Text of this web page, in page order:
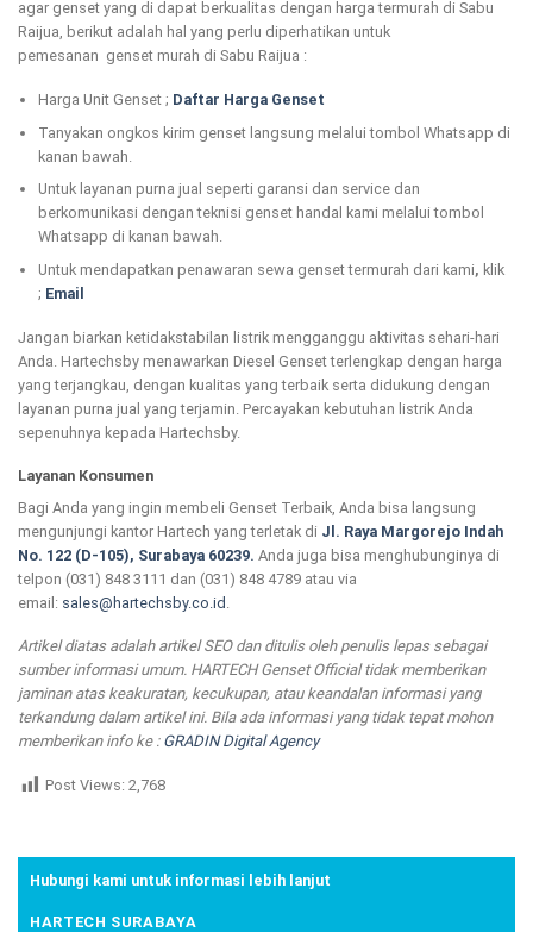
agar genset yang di dapat berkualitas dengan harga termurah di Sabu
Raijua, berikut adalah hal yang perlu diperhatikan untuk
pemesanan genset murah di Sabu Raijua :
Harga Unit Genset ; Daftar Harga Genset
Tanyakan ongkos kirim genset langsung melalui tombol Whatsapp di
kanan bawah.
Untuk layanan purna jual seperti garansi dan service dan
berkomunikasi dengan teknisi genset handal kami melalui tombol
Whatsapp di kanan bawah.
Untuk mendapatkan penawaran sewa genset termurah dari kami, klik
; Email
Jangan biarkan ketidakstabilan listrik mengganggu aktivitas sehari-hari
Anda. Hartechsby menawarkan Diesel Genset terlengkap dengan harga
yang terjangkau, dengan kualitas yang terbaik serta didukung dengan
layanan purna jual yang terjamin. Percayakan kebutuhan listrik Anda
sepenuhnya kepada Hartechsby.
Layanan Konsumen
Bagi Anda yang ingin membeli Genset Terbaik, Anda bisa langsung
mengunjungi kantor Hartech yang terletak di Jl. Raya Margorejo Indah
No. 122 (D-105), Surabaya 60239. Anda juga bisa menghubunginya di
telpon (031) 848 3111 dan (031) 848 4789 atau via
email: sales@hartechsby.co.id
Artikel diatas adalah artikel SEO dan ditulis oleh penulis lepas sebagai
sumber informasi umum. HARTECH Genset Official tidak memberikan
jaminan atas keakuratan, kecukupan, atau keandalan informasi yang
terkandung dalam artikel ini. Bila ada informasi yang tidak tepat mohon
memberikan info ke : GRADIN Digital Agency
Post Views: 2,768
Hubungi kami untuk informasi lebih lanjut
HARTECH SURABAYA